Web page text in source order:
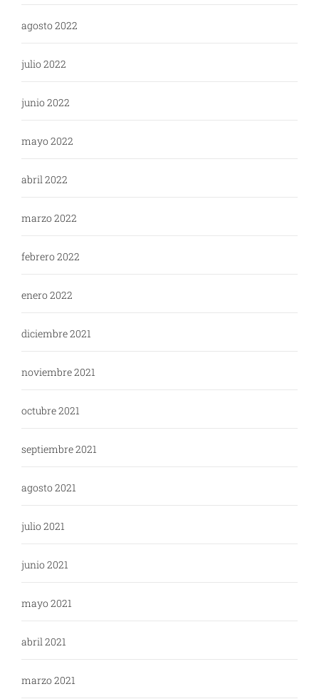
agosto 2022
julio 2022
junio 2022
mayo 2022
abril 2022
marzo 2022
febrero 2022
enero 2022
diciembre 2021
noviembre 2021
octubre 2021
septiembre 2021
agosto 2021
julio 2021
junio 2021
mayo 2021
abril 2021
marzo 2021